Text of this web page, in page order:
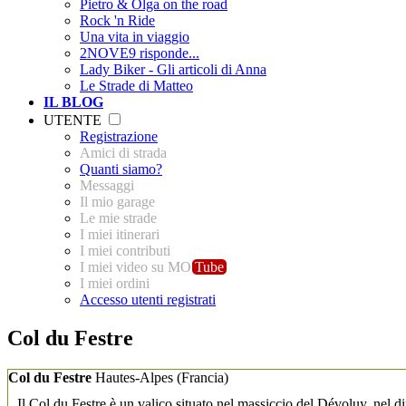
Pietro & Olga on the road
Rock 'n Ride
Una vita in viaggio
2NOVE9 risponde...
Lady Biker - Gli articoli di Anna
Le Strade di Matteo
IL BLOG
UTENTE
Registrazione
Amici di strada
Quanti siamo?
Messaggi
Il mio garage
Le mie strade
I miei itinerari
I miei contributi
I miei video su MO Tube
I miei ordini
Accesso utenti registrati
Col du Festre
Col du Festre Hautes-Alpes (Francia)